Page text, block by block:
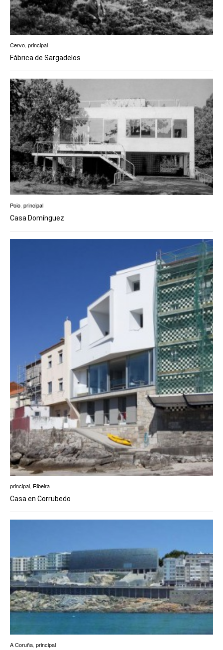
Cervo principal
Fábrica de Sargadelos
Poio principal
Casa Domínguez
principal Ribeira
Casa en Corrubedo
A Coruña principal